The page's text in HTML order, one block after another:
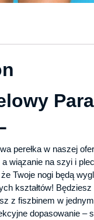
perełka w naszej
a wiązanie na szyi i
Twoje nogi będą
kształtów!
z fiszbinem w
dopasowanie –